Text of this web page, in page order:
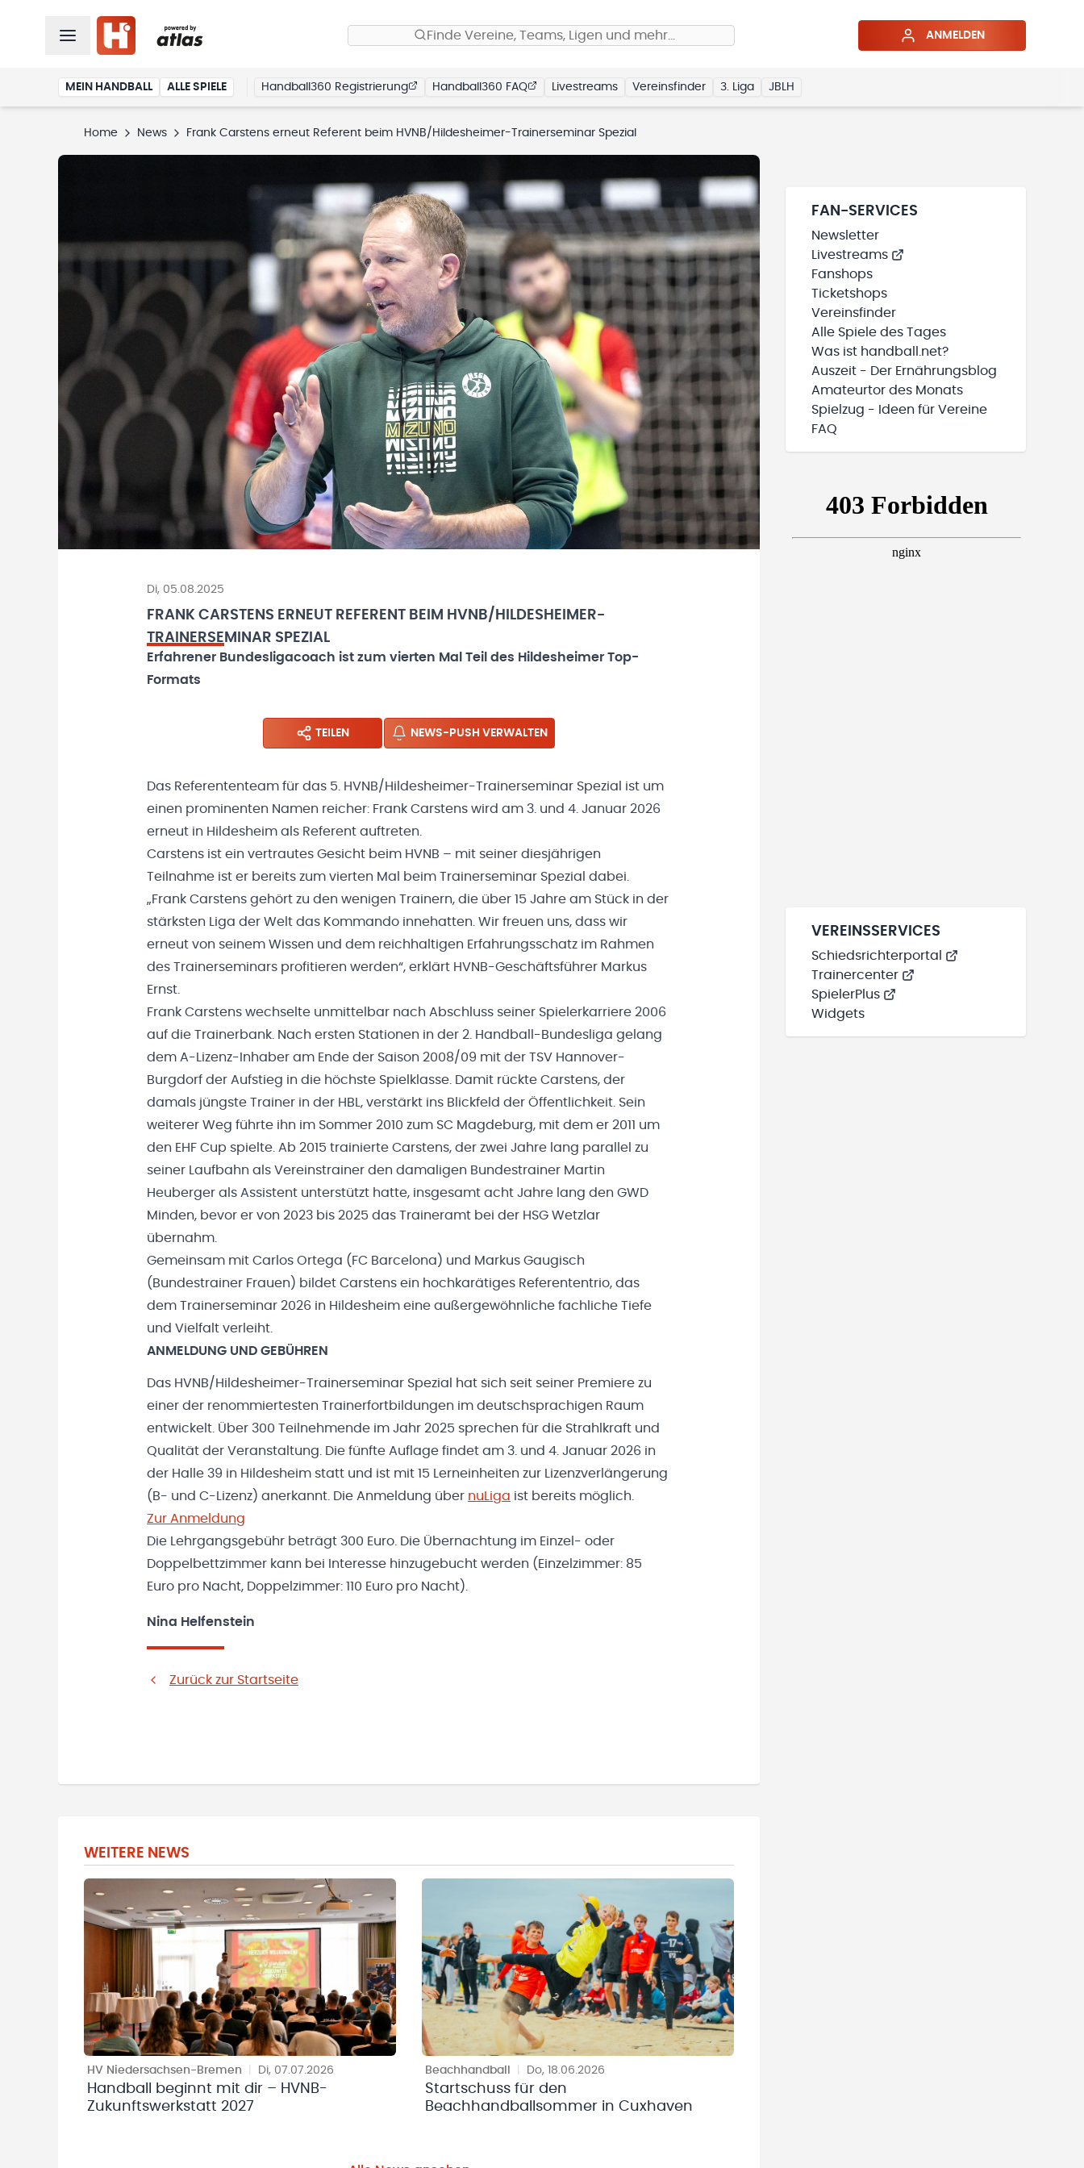
Finde Vereine, Teams, Ligen und mehr… ANMELDEN
MEIN HANDBALL ALLE SPIELE Handball360 Registrierung Handball360 FAQ Livestreams Vereinsfinder 3. Liga JBLH
Home News Frank Carstens erneut Referent beim HVNB/Hildesheimer-Trainerseminar Spezial
Di, 05.08.2025
FRANK CARSTENS ERNEUT REFERENT BEIM HVNB/HILDESHEIMER-
TRAINERSEMINAR SPEZIAL
Erfahrener Bundesligacoach ist zum vierten Mal Teil des Hildesheimer Top-
Formats
TEILEN NEWS-PUSH VERWALTEN
Das Referententeam für das 5. HVNB/Hildesheimer-Trainerseminar Spezial ist um
einen prominenten Namen reicher: Frank Carstens wird am 3. und 4. Januar 2026
erneut in Hildesheim als Referent auftreten.
Carstens ist ein vertrautes Gesicht beim HVNB – mit seiner diesjährigen
Teilnahme ist er bereits zum vierten Mal beim Trainerseminar Spezial dabei.
„Frank Carstens gehört zu den wenigen Trainern, die über 15 Jahre am Stück in der
stärksten Liga der Welt das Kommando innehatten. Wir freuen uns, dass wir
erneut von seinem Wissen und dem reichhaltigen Erfahrungsschatz im Rahmen
des Trainerseminars profitieren werden“, erklärt HVNB-Geschäftsführer Markus
Ernst.
Frank Carstens wechselte unmittelbar nach Abschluss seiner Spielerkarriere 2006
auf die Trainerbank. Nach ersten Stationen in der 2. Handball-Bundesliga gelang
dem A-Lizenz-Inhaber am Ende der Saison 2008/09 mit der TSV Hannover-
Burgdorf der Aufstieg in die höchste Spielklasse. Damit rückte Carstens, der
damals jüngste Trainer in der HBL, verstärkt ins Blickfeld der Öffentlichkeit. Sein
weiterer Weg führte ihn im Sommer 2010 zum SC Magdeburg, mit dem er 2011 um
den EHF Cup spielte. Ab 2015 trainierte Carstens, der zwei Jahre lang parallel zu
seiner Laufbahn als Vereinstrainer den damaligen Bundestrainer Martin
Heuberger als Assistent unterstützt hatte, insgesamt acht Jahre lang den GWD
Minden, bevor er von 2023 bis 2025 das Traineramt bei der HSG Wetzlar
übernahm.
Gemeinsam mit Carlos Ortega (FC Barcelona) und Markus Gaugisch
(Bundestrainer Frauen) bildet Carstens ein hochkarätiges Referententrio, das
dem Trainerseminar 2026 in Hildesheim eine außergewöhnliche fachliche Tiefe
und Vielfalt verleiht.
ANMELDUNG UND GEBÜHREN
Das HVNB/Hildesheimer-Trainerseminar Spezial hat sich seit seiner Premiere zu
einer der renommiertesten Trainerfortbildungen im deutschsprachigen Raum
entwickelt. Über 300 Teilnehmende im Jahr 2025 sprechen für die Strahlkraft und
Qualität der Veranstaltung. Die fünfte Auflage findet am 3. und 4. Januar 2026 in
der Halle 39 in Hildesheim statt und ist mit 15 Lerneinheiten zur Lizenzverlängerung
(B- und C-Lizenz) anerkannt. Die Anmeldung über nuLiga ist bereits möglich.
Zur Anmeldung
Die Lehrgangsgebühr beträgt 300 Euro. Die Übernachtung im Einzel- oder
Doppelbettzimmer kann bei Interesse hinzugebucht werden (Einzelzimmer: 85
Euro pro Nacht, Doppelzimmer: 110 Euro pro Nacht).
Nina Helfenstein
Zurück zur Startseite
WEITERE NEWS
HV Niedersachsen-Bremen Di, 07.07.2026
Handball beginnt mit dir – HVNB-
Zukunftswerkstatt 2027
Beachhandball Do, 18.06.2026
Startschuss für den
Beachhandballsommer in Cuxhaven
FAN-SERVICES
Newsletter
Livestreams
Fanshops
Ticketshops
Vereinsfinder
Alle Spiele des Tages
Was ist handball.net?
Auszeit - Der Ernährungsblog
Amateurtor des Monats
Spielzug - Ideen für Vereine
FAQ
VEREINSSERVICES
Schiedsrichterportal
Trainercenter
SpielerPlus
Widgets